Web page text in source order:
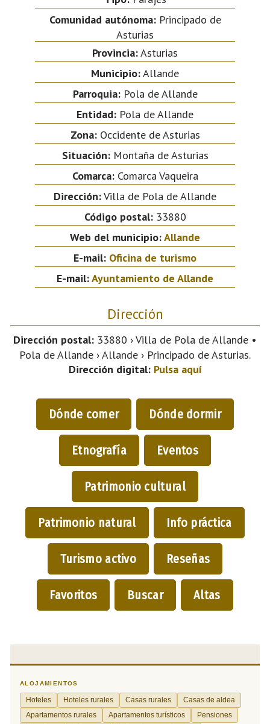
Comunidad autónoma:Principado de
Asturias
Provincia:Asturias
Municipio:Allande
Parroquia:Pola de Allande
Entidad: Pola de Allande
Zona:Occidente de Asturias
Situación:Montaña de Asturias
Comarca:Comarca Vaqueira
Dirección:Villa de Pola de Allande
Código postal:33880
Web del municipio:Allande
E-mail: Oficina de turismo
E-mail:Ayuntamiento de Allande
Dirección
Dirección postal: 33880 › Villa de Pola de Allande •
Pola de Allande › Allande › Principado de Asturias.
Dirección digital: Pulsa aquí
Dónde comer Dónde dormir
Etnografía Eventos
Patrimonio cultural
Patrimonio natural Info práctica
Turismo activo Reseñas
Favoritos Buscar Altas